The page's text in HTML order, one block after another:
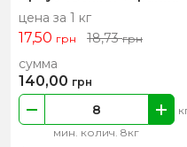
цена за 1 кг
17,50 грн 18,73грн
мин. колич. 8кг
сумма
140,00 грн